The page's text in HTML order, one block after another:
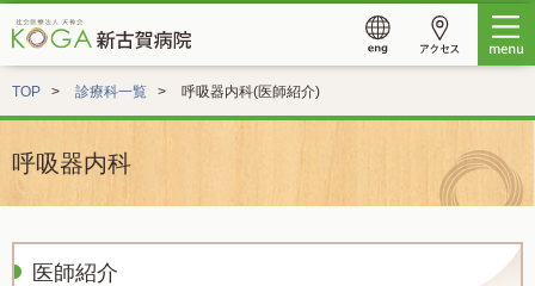
TOP 診療科一覧 呼吸器内科(医師紹介)
呼吸器内科
医師紹介